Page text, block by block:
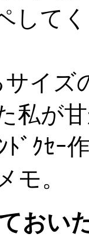
して
サイ
私が
ﾄﾞｸｾｰ
モ。
おい